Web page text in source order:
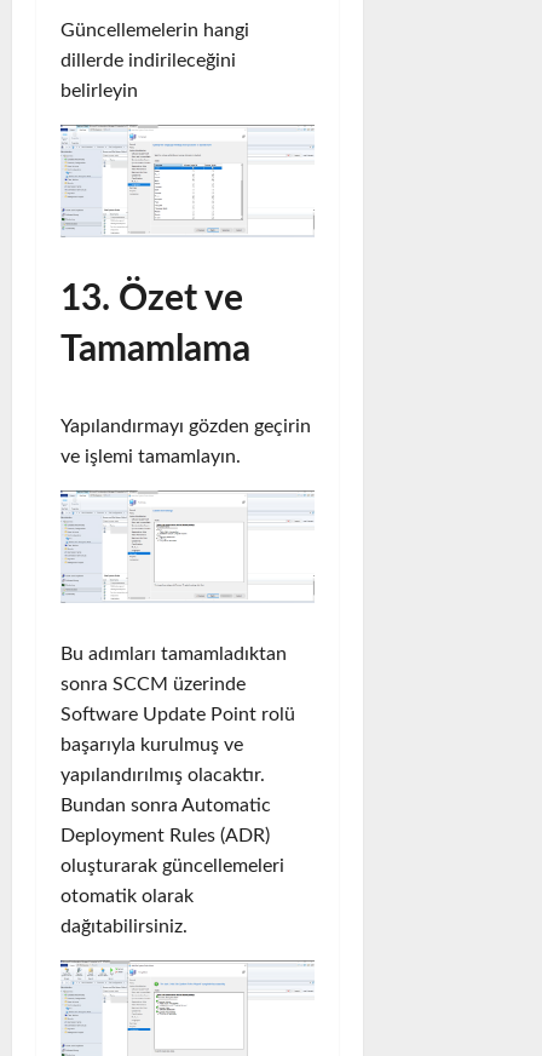
Güncellemelerin hangi
dillerde indirileceğini
belirleyin
13. Özet ve
Tamamlama
Yapılandırmayı gözden geçirin
ve işlemi tamamlayın.
Bu adımları tamamladıktan
sonra SCCM üzerinde
Software Update Point rolü
başarıyla kurulmuş ve
yapılandırılmış olacaktır.
Bundan sonra Automatic
Deployment Rules (ADR)
oluşturarak güncellemeleri
otomatik olarak
dağıtabilirsiniz.